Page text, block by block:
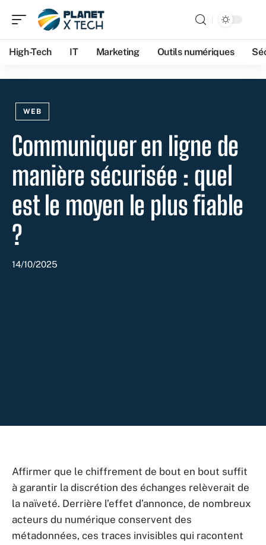
High-Tech IT Marketing Outils numériques
WEB
Communiquer en ligne de
manière sécurisée : quel
est le moyen le plus fiable
?
14/10/2025
Affirmer que le chiffrement de bout en bout suffit
à garantir la discrétion des échanges relèverait de
la naïveté. Derrière l’effet d’annonce, de nombreux
acteurs du numérique conservent des
métadonnées, ces traces invisibles qui racontent